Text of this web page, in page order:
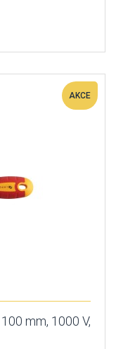
AKCE
mm, 1000 V,